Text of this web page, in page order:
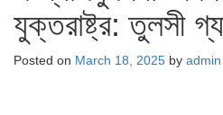
যুক্তরাষ্ট্র: তুলসী
Posted on March 18, 2025 by admin